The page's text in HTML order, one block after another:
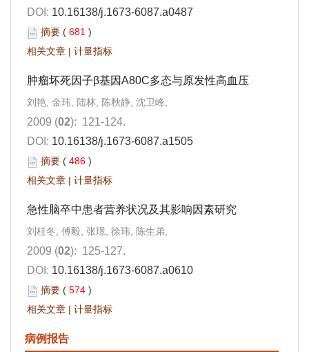
DOI: 10.16138/j.1673-6087.a0487
摘要 ( 681 )
相关文章 | 计量指标
肿瘤坏死因子β基因A80C多态与原发性高血压
刘艳, 金玮, 陆林, 陈秋静, 沈卫峰,
2009 (02): 121-124.
DOI: 10.16138/j.1673-6087.a1505
摘要 ( 486 )
相关文章 | 计量指标
急性脑卒中患者营养状况及其影响因素研究
刘桂冬, 傅毅, 张璟, 徐玮, 陈生弟,
2009 (02): 125-127.
DOI: 10.16138/j.1673-6087.a0610
摘要 ( 574 )
相关文章 | 计量指标
病例报告